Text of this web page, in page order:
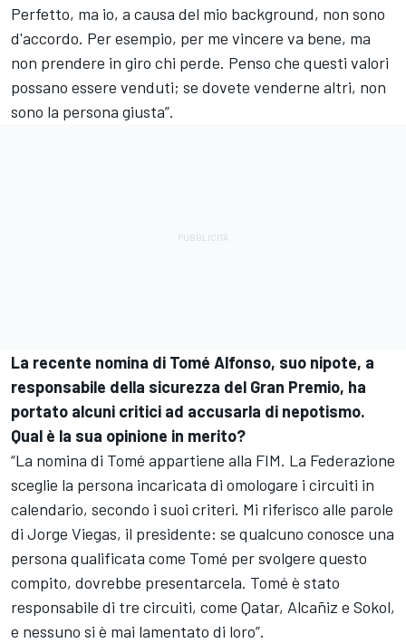
Perfetto, ma io, a causa del mio background, non sono
d'accordo. Per esempio, per me vincere va bene, ma
non prendere in giro chi perde. Penso che questi valori
possano essere venduti; se dovete venderne altri, non
sono la persona giusta”.
La recente nomina di Tomé Alfonso, suo nipote, a
responsabile della sicurezza del Gran Premio, ha
portato alcuni critici ad accusarla di nepotismo.
Qual è la sua opinione in merito?
“La nomina di Tomé appartiene alla FIM. La Federazione
sceglie la persona incaricata di omologare i circuiti in
calendario, secondo i suoi criteri. Mi riferisco alle parole
di Jorge Viegas, il presidente: se qualcuno conosce una
persona qualificata come Tomé per svolgere questo
compito, dovrebbe presentarcela. Tomé è stato
responsabile di tre circuiti, come Qatar, Alcañiz e Sokol,
e nessuno si è mai lamentato di loro”.